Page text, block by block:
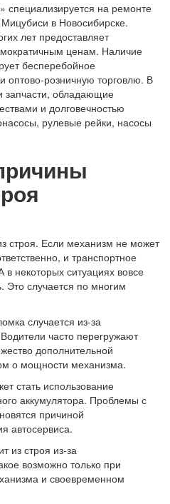
специализируется на ремонте
в Новосибирске.
лет предоставляет
ценам. Наличие
бесперебойное
оптово-розничную торговлю. В
запчасти, обладающие
и долговечностью
рулевые рейки, насосы
строя. Если механизм не может
и транспортное
в некоторых ситуациях вовсе
Это случается по многим
случается из-за
часто перегружают
дополнительной
о мощности механизма.
стать использование
аккумулятора. Проблемы с
причиной
автосервиса.
из строя из-за
возможно только при
и своевременном